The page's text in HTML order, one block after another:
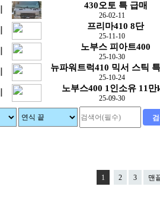
430오토 특 급매
26-02-11
프리마410 8단
25-11-10
노부스 피아트400
25-10-30
뉴파워트럭410 믹서 스틱
25-10-24
노부스400 1인소유 11만
25-09-30
1 2 3 맨